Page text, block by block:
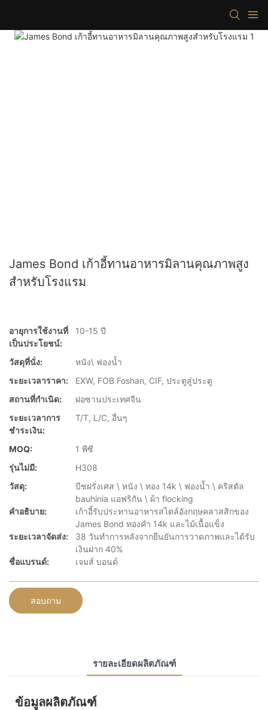
James Bond เก้าอี้ทานอาหารมิลานคุณภาพสูง
สำหรับโรงแรม
อายุการใช้งานที่
เป็นประโยชน์:
10-15 ปี
วัสดุที่นั่ง:
หนัง\ ฟองน้ำ
ระยะเวลาราคา:
EXW, FOB Foshan, CIF, ประตูสู่ประตู
สถานที่กำเนิด:
ฝอซานประเทศจีน
ระยะเวลาการ
ชำระเงิน:
T/T, L/C, อื่นๆ
MOQ:
1 พีซี
รุ่นไม่มี:
H308
วัสดุ:
บีชฝรั่งเศส \ หนัง \ ทอง 14k \ ฟองน้ำ \ คริสตัล
bauhinia แอฟริกัน \ ผ้า flocking
คำอธิบาย:
เก้าอี้รับประทานอาหารสไตล์อังกฤษคลาสสิกของ
James Bond ทองคำ 14k และไม้เนื้อแข็ง
ระยะเวลาจัดส่ง:
38 วันทำการหลังจากยืนยันการวาดภาพและได้รับ
เงินฝาก 40%
ชื่อแบรนด์:
เจมส์ บอนด์
สอบถาม
รายละเอียดผลิตภัณฑ์
ข้อมูลผลิตภัณฑ์